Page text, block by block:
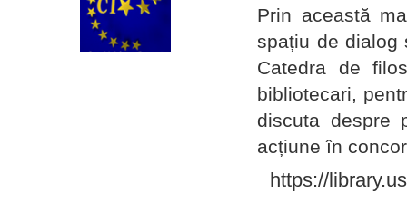
Prin această
spațiu de dialog
Catedra de
bibliotecari,
discuta despre
acțiune în
https://